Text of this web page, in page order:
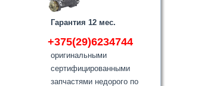
Гарантия 12 мес.
+375(29)6234744
оригинальными
сертифицированными
запчастями недорого по